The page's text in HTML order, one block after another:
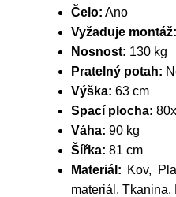
Čelo: Ano
Vyžaduje montáž:
Nosnost: 130 kg
Pratelný potah:
Výška: 63 cm
Spací plocha:
Váha: 90 kg
Šířka: 81 cm
Materiál: Kov,
materiál, Tkanina,